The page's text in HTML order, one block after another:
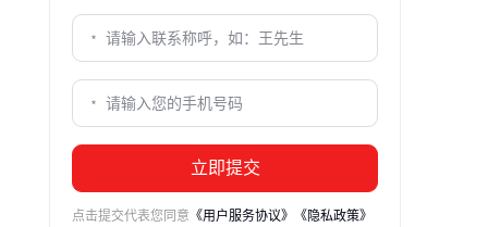
立即提交
点击提交代表您同意 《用户服务协议》 《隐私政策》